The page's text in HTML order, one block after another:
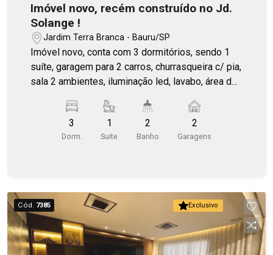
Imóvel novo, recém construído no Jd.
Solange !
Jardim Terra Branca - Bauru/SP
Imóvel novo, conta com 3 dormitórios, sendo 1
suíte, garagem para 2 carros, churrasqueira c/ pia,
sala 2 ambientes, iluminação led, lavabo, área de
porcelanato, esquadrias metálicas nas portas e
janelas, portas internas brancas com sistema
anti-ruído.
3
Dorm.
1
Suite
2
Banho
2
Garagens
Exclusivo
Cód. 7385